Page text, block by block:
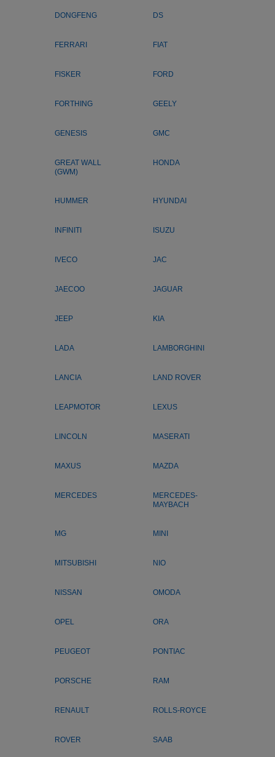
DONGFENG DS
FERRARI FIAT
FISKER FORD
FORTHING GEELY
GENESIS GMC
GREAT WALL
(GWM)
HONDA
HUMMER HYUNDAI
INFINITI ISUZU
IVECO JAC
JAECOO JAGUAR
JEEP KIA
LADA LAMBORGHINI
LANCIA LAND ROVER
LEAPMOTOR LEXUS
LINCOLN MASERATI
MAXUS MAZDA
MERCEDES
MERCEDES-
MAYBACH
MG MINI
MITSUBISHI NIO
NISSAN OMODA
OPEL ORA
PEUGEOT PONTIAC
PORSCHE RAM
RENAULT ROLLS-ROYCE
ROVER SAAB